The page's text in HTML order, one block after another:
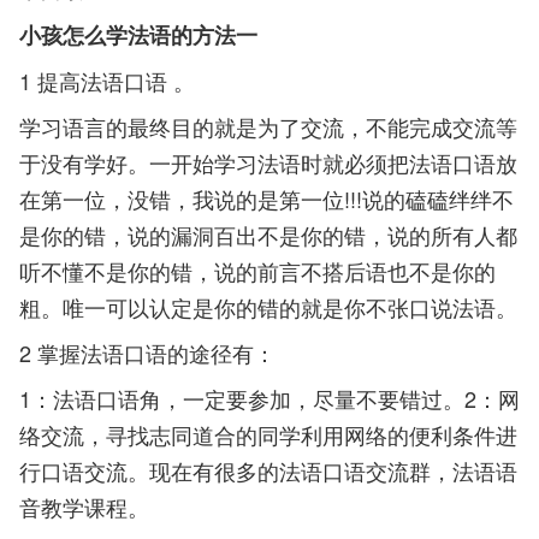
小孩怎么学法语的方法一
1 提高法语口语 。
学习语言的最终目的就是为了交流，不能完成交流等
于没有学好。一开始学习法语时就必须把法语口语放
在第一位，没错，我说的是第一位!!!说的磕磕绊绊不
是你的错，说的漏洞百出不是你的错，说的所有人都
听不懂不是你的错，说的前言不搭后语也不是你的
粗。唯一可以认定是你的错的就是你不张口说法语。
2 掌握法语口语的途径有：
1：法语口语角，一定要参加，尽量不要错过。2：网
络交流，寻找志同道合的同学利用网络的便利条件进
行口语交流。现在有很多的法语口语交流群，法语语
音教学课程。